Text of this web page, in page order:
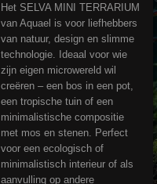
Het SELVA MINI TERRARIUM
van Aquael is voor liefhebbers
van natuur, design en slimme
technologie. Ideaal voor wie
zijn eigen microwereld wil
creëren – een bos in een pot,
een tropische tuin of een
minimalistische compositie
met mos en stenen. Perfect
voor een ecologisch of
minimalistisch interieur of als
aanvulling op andere